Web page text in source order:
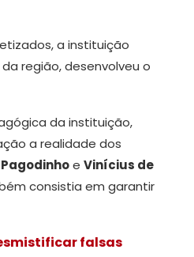
a instituição
região, desenvolveu o
da instituição,
a realidade dos
e Vinícius de
consistia em garantir
falsas